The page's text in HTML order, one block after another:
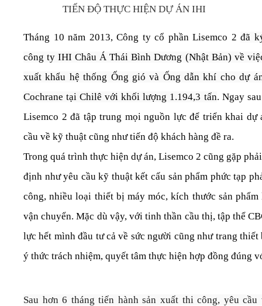
TIẾN ĐỘ THỰC HIỆN DỰ ÁN IHI
Tháng 10 năm 2013, Công ty cổ phần Lisemco 2đã
công ty IHI Châu Á Thái Bình Dương (Nhật Bản) về
xuất khẩu hệ thống Ống gió và Ống dẫn khí cho dự
Cochrane tại Chilê với khối lượng 1.194,3 tấn. Ngay
Lisemco 2 đã tập trung mọi nguồn lực để triển khai dự
cầu về kỹ thuật cũng như tiến độ khách hàng đề ra.
Trong quá trình thực hiện dự án, Lisemco 2 cũng gặp
định như yêu cầu kỹ thuật kết cấu sản phẩm phức tạp
công, nhiều loại thiết bị máy móc, kích thước sản
vận chuyển. Mặc dù vậy, với tinh thần cầu thị, tập thể
lực hết mình đầu tư cả về sức người cũng như trang thiết
ý thức trách nhiệm, quyết tâm thực hiện hợp đồng đúng
Sau hơn 6 tháng tiến hành sản xuất thi công, yêu